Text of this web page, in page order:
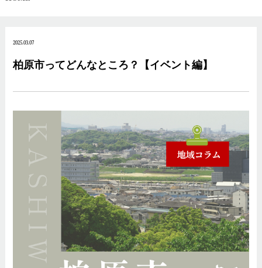
2025.03.07
柏原市ってどんなところ？【イベント編】